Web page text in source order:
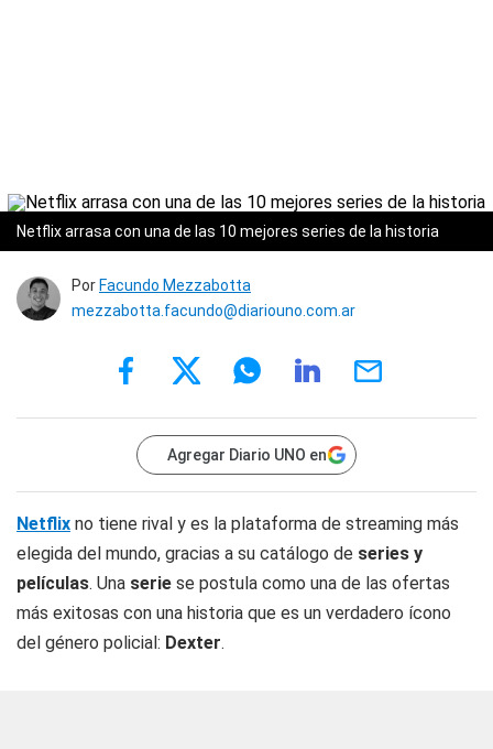
Netflix arrasa con una de las 10 mejores series de la historia
Por Facundo Mezzabotta
mezzabotta.facundo@diariouno.com.ar
Agregar Diario UNO en
Netflix no tiene rival y es la plataforma de streaming más
elegida del mundo, gracias a su catálogo de series y
películas. Una serie se postula como una de las ofertas
más exitosas con una historia que es un verdadero ícono
del género policial: Dexter.